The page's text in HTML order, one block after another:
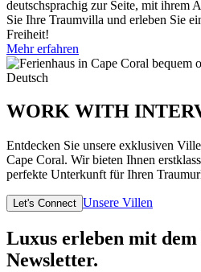
deutschsprachig zur Seite, mit ihrem
Sie Ihre Traumvilla und erleben Sie
Freiheit!
Mehr erfahren
WORK WITH
Entdecken Sie unsere exklusiven
Cape Coral. Wir bieten Ihnen
perfekte Unterkunft für Ihren
Let's Connect Unsere Villen
Luxus erleben mit
Newsletter.